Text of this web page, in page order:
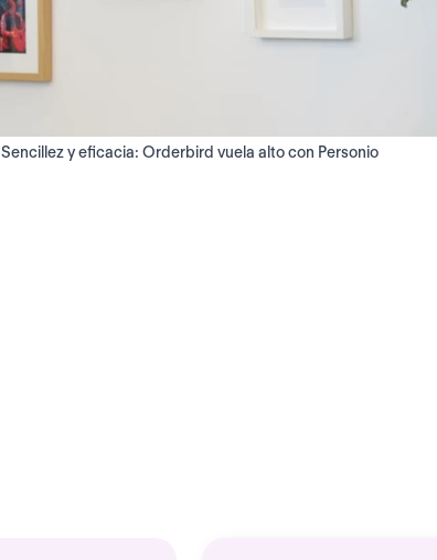
Sencillez y eficacia: Orderbird vuela alto con Personio